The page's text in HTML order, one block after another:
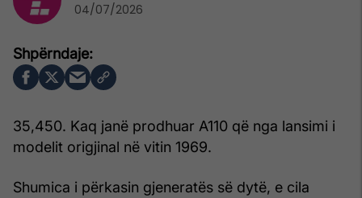
35,450. Kaq janë prodhuar A110 që nga lansimi i
modelit origjinal në vitin 1969.
Shumica i përkasin gjeneratës së dytë, e cila
04/07/2026